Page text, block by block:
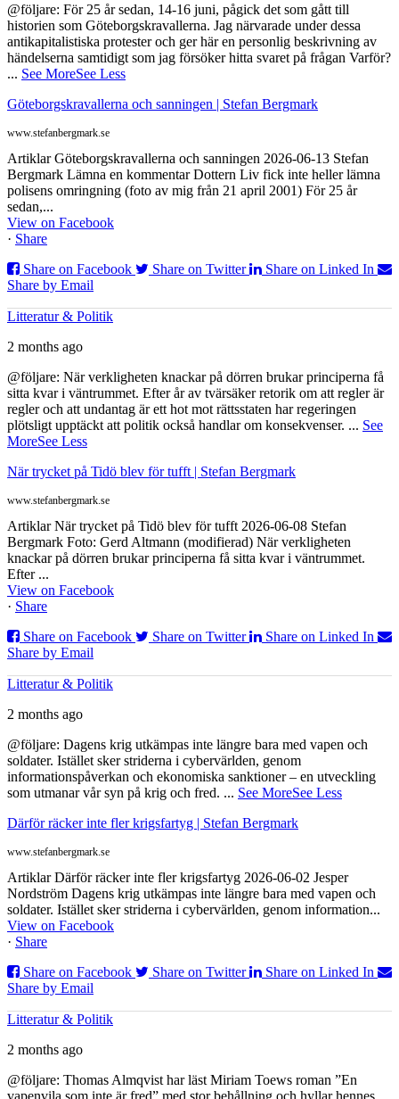
@följare: För 25 år sedan, 14-16 juni, pågick det som gått till
historien som Göteborgskravallerna. Jag närvarade under dessa
antikapitalistiska protester och ger här en personlig beskrivning av
händelserna samtidigt som jag försöker hitta svaret på frågan Varför?
... See MoreSee Less
Göteborgskravallerna och sanningen | Stefan Bergmark
www.stefanbergmark.se
Artiklar Göteborgskravallerna och sanningen 2026-06-13 Stefan
Bergmark Lämna en kommentar Dottern Liv fick inte heller lämna
polisens omringning (foto av mig från 21 april 2001) För 25 år
sedan,...
View on Facebook
· Share
Share on Facebook
Share on Twitter
Share on Linked In
Share by Email
Litteratur & Politik
2 months ago
@följare: När verkligheten knackar på dörren brukar principerna få
sitta kvar i väntrummet. Efter år av tvärsäker retorik om att regler är
regler och att undantag är ett hot mot rättsstaten har regeringen
plötsligt upptäckt att politik också handlar om konsekvenser. ... See
MoreSee Less
När trycket på Tidö blev för tufft | Stefan Bergmark
www.stefanbergmark.se
Artiklar När trycket på Tidö blev för tufft 2026-06-08 Stefan
Bergmark Foto: Gerd Altmann (modifierad) När verkligheten
knackar på dörren brukar principerna få sitta kvar i väntrummet.
Efter ...
View on Facebook
· Share
Share on Facebook
Share on Twitter
Share on Linked In
Share by Email
Litteratur & Politik
2 months ago
@följare: Dagens krig utkämpas inte längre bara med vapen och
soldater. Istället sker striderna i cybervärlden, genom
informationspåverkan och ekonomiska sanktioner – en utveckling
som utmanar vår syn på krig och fred. ... See MoreSee Less
Därför räcker inte fler krigsfartyg | Stefan Bergmark
www.stefanbergmark.se
Artiklar Därför räcker inte fler krigsfartyg 2026-06-02 Jesper
Nordström Dagens krig utkämpas inte längre bara med vapen och
soldater. Istället sker striderna i cybervärlden, genom information...
View on Facebook
· Share
Share on Facebook
Share on Twitter
Share on Linked In
Share by Email
Litteratur & Politik
2 months ago
@följare: Thomas Almqvist har läst Miriam Toews roman ”En
vapenvila som inte är fred” med stor behållning och hyllar hennes